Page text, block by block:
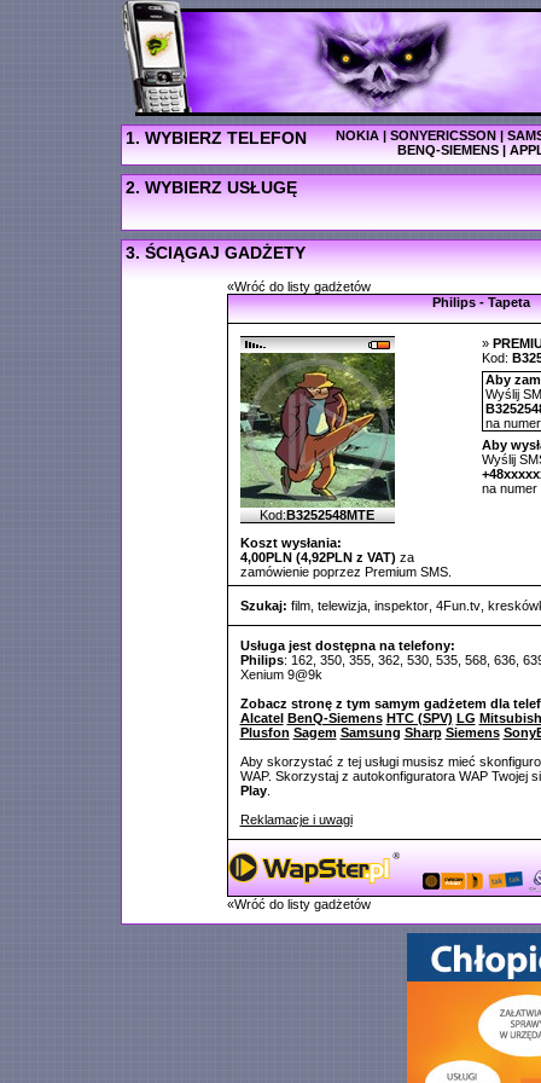
1. WYBIERZ TELEFON NOKIA|SONYERICSSON|
BENQ-SIEMENS|
2. WYBIERZ USŁUGĘ
3. ŚCIĄGAJ GADŻETY
«Wróć do listy gadżetów
Philips - Tapeta
Kod:B3252548MTE
Koszt wysłania:
4,00PLN (4,92PLN z VAT) za
zamówienie poprzez Premium SMS.
»
Kod:
Aby
Wyślij
na
Aby
Wyślij
na numer
Szukaj: film, telewizja, inspektor, 4Fun.tv,
Usługa jest dostępna na telefony:
Philips: 162, 350, 355, 362, 530, 535, 568, 636,
Xenium 9@9k
Zobacz stronę z tym samym gadżetem dla
Alcatel BenQ-Siemens HTC (SPV) LG
Plusfon Sagem Samsung Sharp Siemens
Aby skorzystać z tej usługi musisz mieć
WAP. Skorzystaj z autokonfiguratora WAP Twojej
Play.
Reklamacje i uwagi
«Wróć do listy gadżetów